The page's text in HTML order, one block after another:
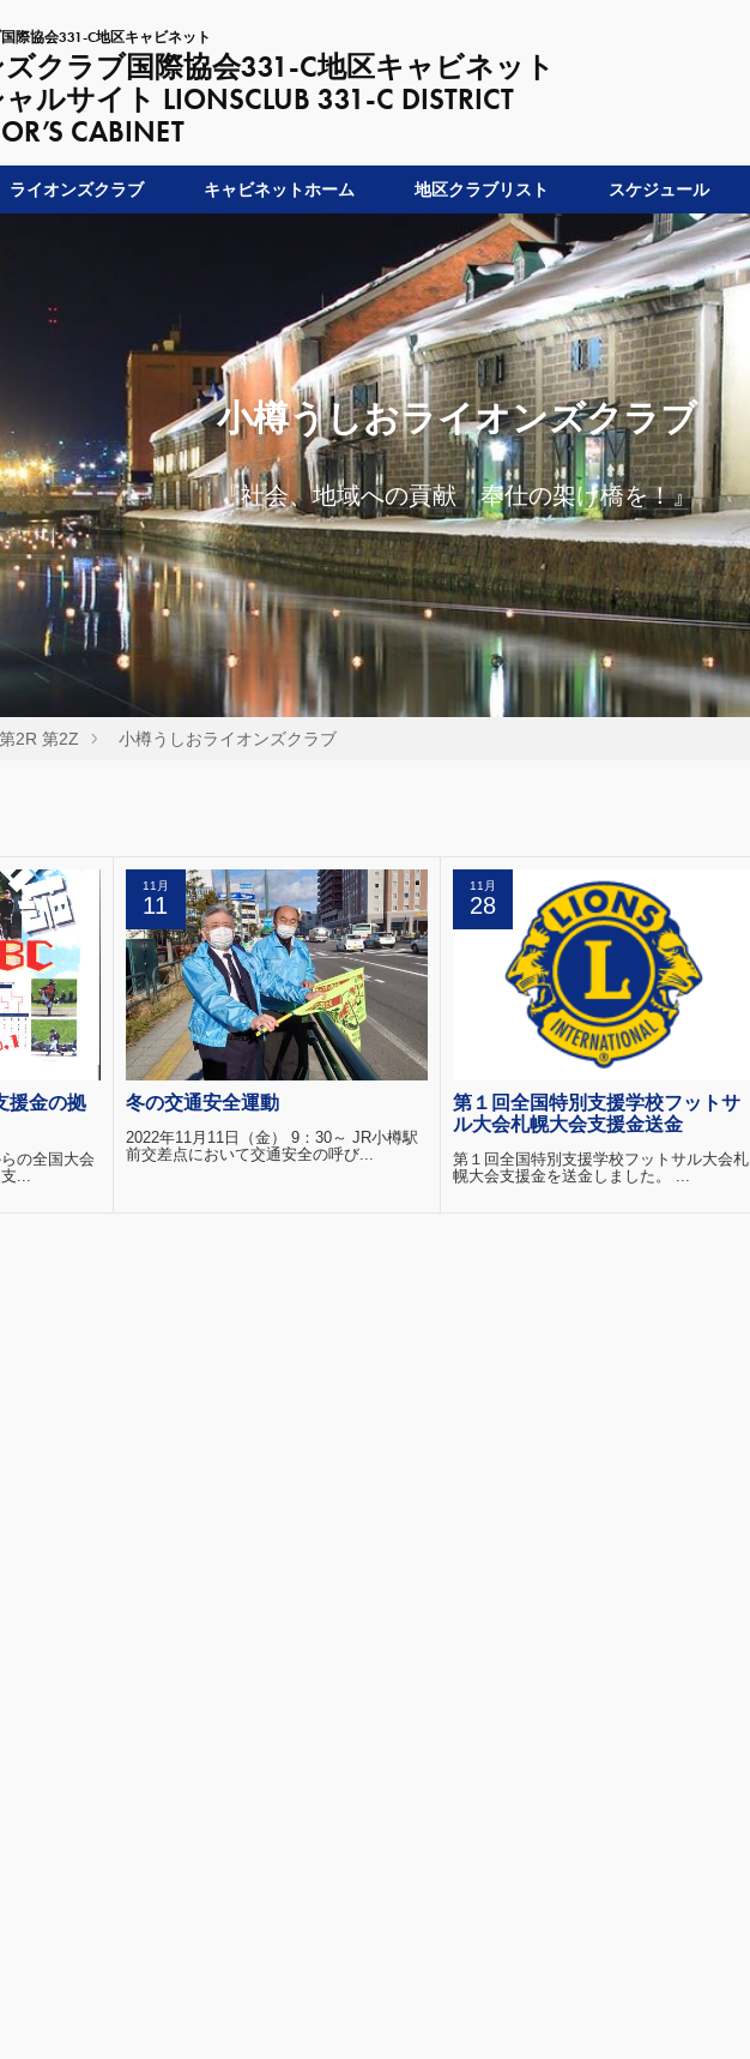
際協会331-C地区キャビネット
クラブ国際協会331-C地区キャビネット
ルサイト LIONSCLUB 331-C DISTRICT
CABINET
ライオンズクラブ キャビネットホーム 地区クラブリスト スケジュール
小樽うしおライオンズクラブ
『社会、地域への貢献 奉仕の架け橋を！』
第2R 第2Z 小樽うしおライオンズクラブ
援金の拠
の全国大会
...
11月
11
冬の交通安全運動
2022年11月11日（金） 9：30～ JR小樽駅
前交差点において交通安全の呼び...
11月
28
第１回全国特別支援学校フットサ
ル大会札幌大会支援金送金
第１回全国特別支援学校フットサル大会札
幌大会支援金を送金しました。 ...